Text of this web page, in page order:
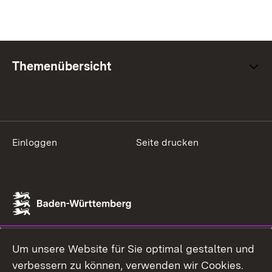
Themenübersicht
Einloggen Seite drucken
Um unsere Website für Sie optimal gestalten und
verbessern zu können, verwenden wir Cookies.